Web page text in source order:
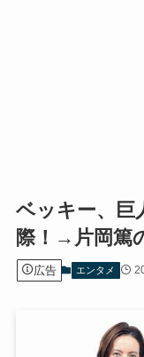
ベッキー、巨
際！→片岡篤
広告 エンタメ